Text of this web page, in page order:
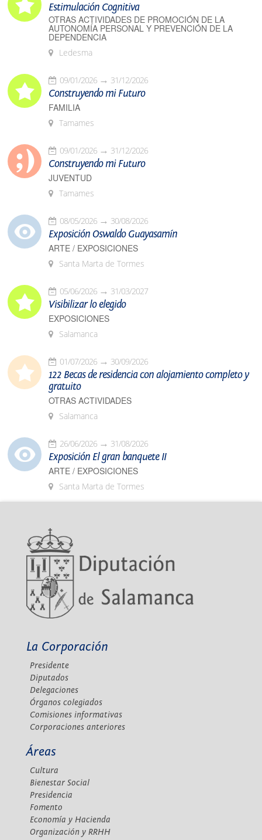
Estimulación Cognitiva
OTRAS ACTIVIDADES DE PROMOCIÓN DE LA
AUTONOMÍA PERSONAL Y PREVENCIÓN DE LA
DEPENDENCIA
Ledesma
09/01/2026 31/12/2026
Construyendo mi Futuro
FAMILIA
Tamames
09/01/2026 31/12/2026
Construyendo mi Futuro
JUVENTUD
Tamames
08/05/2026 30/08/2026
Exposición Oswaldo Guayasamín
ARTE / EXPOSICIONES
Santa Marta de Tormes
05/06/2026 31/03/2027
Visibilizar lo elegido
EXPOSICIONES
Salamanca
01/07/2026 30/09/2026
122 Becas de residencia con alojamiento completo y
gratuito
OTRAS ACTIVIDADES
Salamanca
26/06/2026 31/08/2026
Exposición El gran banquete II
ARTE / EXPOSICIONES
Santa Marta de Tormes
La Corporación
Presidente
Diputados
Delegaciones
Órganos colegiados
Comisiones informativas
Corporaciones anteriores
Áreas
Cultura
Bienestar Social
Presidencia
Fomento
Economía y Hacienda
Organización y RRHH